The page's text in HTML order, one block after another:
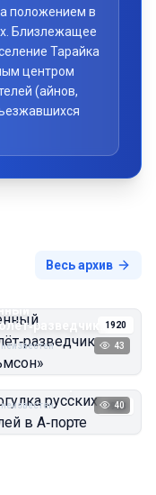
положением в
Близлежащее
Тарайка
центром
(айнов,
Весь архив
1920
неизвестен 43
1923
русских
неизвестен 40